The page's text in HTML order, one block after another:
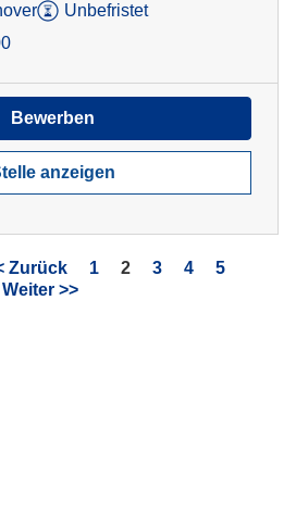
Unbefristet
Bewerben
anzeigen
Zurück 1 Seite
2 3 4
5
Weiter >>